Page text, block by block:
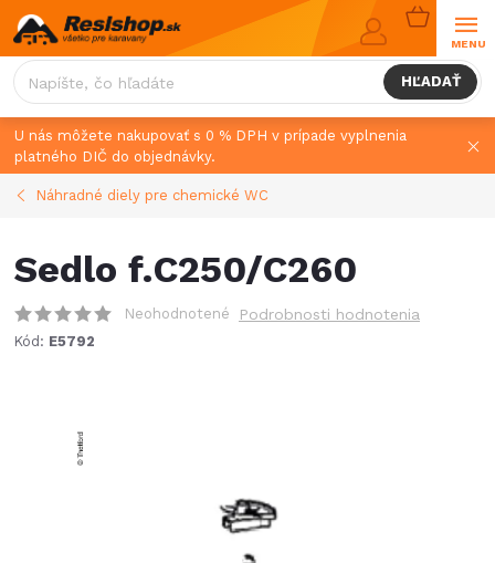
Prejsť
na
obsah
HĽADAŤ
KOŠÍK
U nás môžete nakupovať s 0 % DPH v prípade vyplnenia
platného DIČ do objednávky.
Náhradné diely pre chemické WC
Sedlo f.C250/C260
Neohodnotené Podrobnosti hodnotenia
Kód: E5792